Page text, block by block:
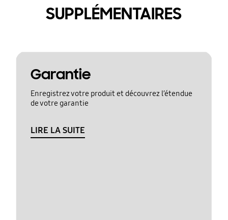
SUPPLÉMENTAIRES
Garantie
Enregistrez votre produit et découvrez l’étendue
de votre garantie
LIRE LA SUITE